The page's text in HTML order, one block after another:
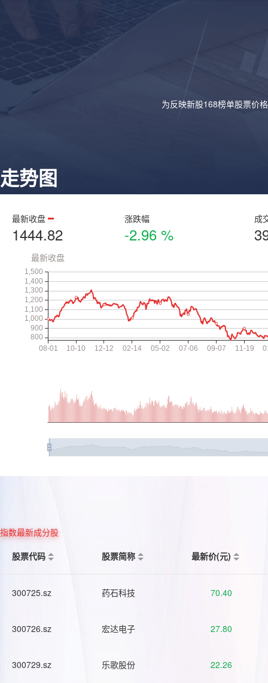
为反映新股168榜单股票价
走势图
最新收盘
1444.82
涨跌幅
-2.96 %
成
指数最新成分股
股票代码
股票简称 最新价(元)
300725.sz 药石科技 70.40
300726.sz 宏达电子 27.80
300729.sz 乐歌股份 22.26